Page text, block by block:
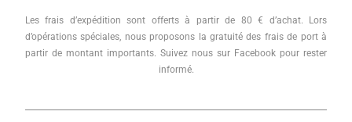
Les frais d’expédition sont offerts à partir de 80 € d’achat. Lors
d’opérations spéciales, nous proposons la gratuité des frais de port à
partir de montant importants. Suivez nous sur Facebook pour rester
informé.